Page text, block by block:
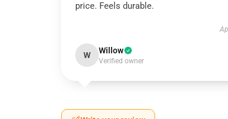
price. Feels durable.
W Willow
Verified owner